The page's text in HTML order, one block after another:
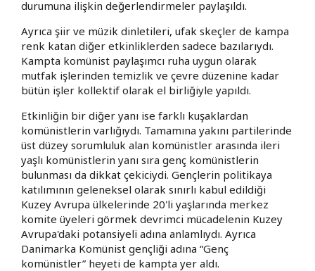
durumuna ilişkin değerlendirmeler paylaşıldı.
Ayrıca şiir ve müzik dinletileri, ufak skeçler de kampa
renk katan diğer etkinliklerden sadece bazılarıydı.
Kampta komünist paylaşımcı ruha uygun olarak
mutfak işlerinden temizlik ve çevre düzenine kadar
bütün işler kollektif olarak el birliğiyle yapıldı.
Etkinliğin bir diğer yanı ise farklı kuşaklardan
komünistlerin varlığıydı. Tamamına yakını partilerinde
üst düzey sorumluluk alan komünistler arasında ileri
yaşlı komünistlerin yanı sıra genç komünistlerin
bulunması da dikkat çekiciydi. Gençlerin politikaya
katılımının geleneksel olarak sınırlı kabul edildiği
Kuzey Avrupa ülkelerinde 20'li yaşlarında merkez
komite üyeleri görmek devrimci mücadelenin Kuzey
Avrupa'daki potansiyeli adına anlamlıydı. Ayrıca
Danimarka Komünist gençliği adına “Genç
komünistler” heyeti de kampta yer aldı.